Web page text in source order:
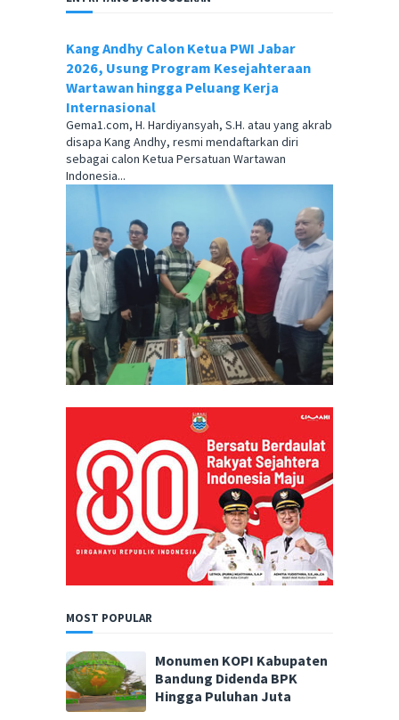
Kang Andhy Calon Ketua PWI Jabar
2026, Usung Program Kesejahteraan
Wartawan hingga Peluang Kerja
Internasional
Gema1.com, H. Hardiyansyah, S.H. atau yang akrab
disapa Kang Andhy, resmi mendaftarkan diri
sebagai calon Ketua Persatuan Wartawan
Indonesia...
MOST POPULAR
Monumen KOPI Kabupaten
Bandung Didenda BPK
Hingga Puluhan Juta